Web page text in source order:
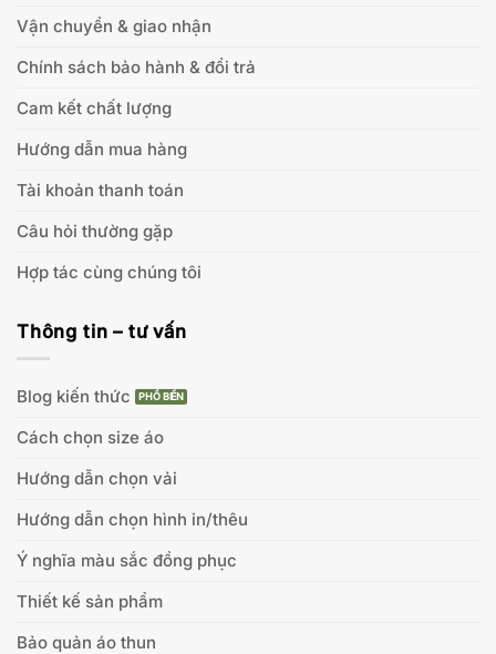
Vận chuyển & giao nhận
Chính sách bảo hành & đổi trả
Cam kết chất lượng
Hướng dẫn mua hàng
Tài khoản thanh toán
Câu hỏi thường gặp
Hợp tác cùng chúng tôi
Thông tin – tư vấn
Blog kiến thức
Cách chọn size áo
Hướng dẫn chọn vải
Hướng dẫn chọn hình in/thêu
Ý nghĩa màu sắc đồng phục
Thiết kế sản phẩm
Bảo quản áo thun